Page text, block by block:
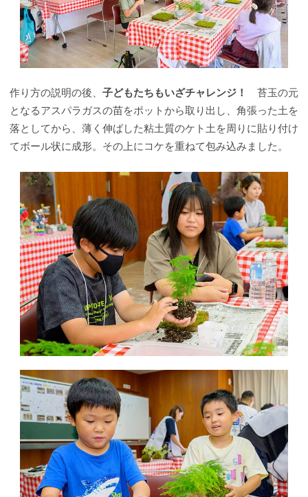
作り方の説明の後、 子どもたちもいざチャレンジ！
苔玉の元
となるアスパラガスの苗をポットから取り出し、角張った土を
落としてから、薄く伸ばした粘土質のケト土を周りに貼り付け
てボール状に成形。その上にコケを重ねて包み込みました。